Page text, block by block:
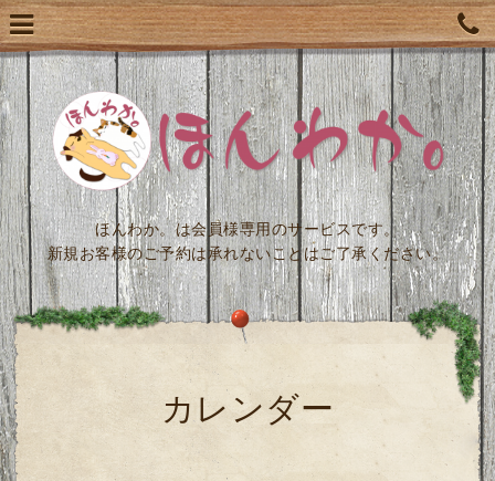
ほんわか。は会員様専用のサービスです。
新規お客様のご予約は承れないことはご了承ください。
カレンダー